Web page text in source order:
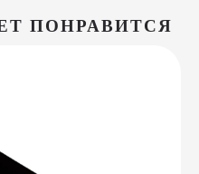
ПОНРАВИТСЯ